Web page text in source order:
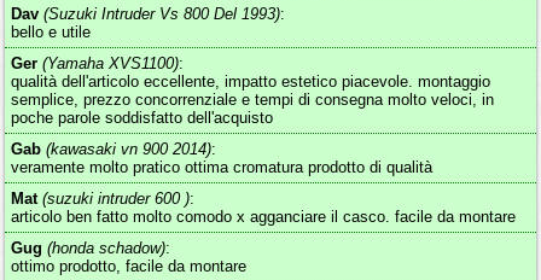
Dav (Suzuki Intruder Vs 800 Del 1993):
bello e utile
Ger (Yamaha XVS1100):
qualità dell'articolo eccellente, impatto estetico piacevole. montaggio
semplice, prezzo concorrenziale e tempi di consegna molto veloci, in
poche parole soddisfatto dell'acquisto
Gab (kawasaki vn 900 2014):
veramente molto pratico ottima cromatura prodotto di qualità
Mat (suzuki intruder 600 ):
articolo ben fatto molto comodo x agganciare il casco. facile da montare
Gug (honda schadow):
ottimo prodotto, facile da montare